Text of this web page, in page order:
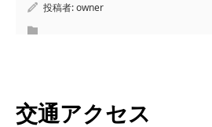
投稿者:owner
交通アクセス